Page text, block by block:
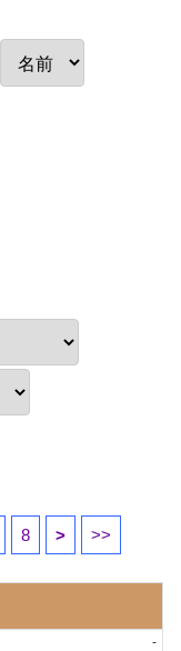
8 > >>
-